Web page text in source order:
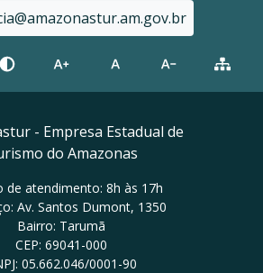
- Empresa Estadual de
do Amazonas
de atendimento: 8h às 17h
Av. Santos Dumont, 1350
Bairro: Tarumã
CEP: 69041-000
05.662.046/0001-90